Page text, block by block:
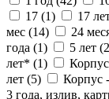
17 (1) 17
мес (14) 24
года (1) 5 лет (
лет* (1)
лет (5)
Корпус
3 года, излив,